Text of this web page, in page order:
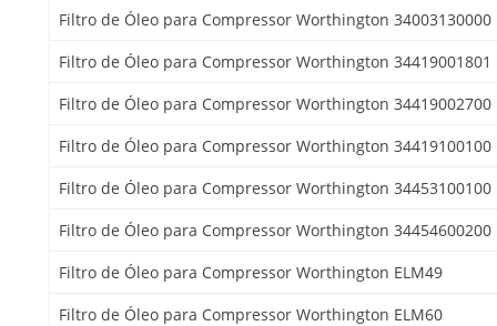
Filtro de Óleo para Compressor Worthington 34003130000
Filtro de Óleo para Compressor Worthington 34419001801
Filtro de Óleo para Compressor Worthington 34419002700
Filtro de Óleo para Compressor Worthington 34419100100
Filtro de Óleo para Compressor Worthington 34453100100
Filtro de Óleo para Compressor Worthington 34454600200
Filtro de Óleo para Compressor Worthington ELM49
Filtro de Óleo para Compressor Worthington ELM60